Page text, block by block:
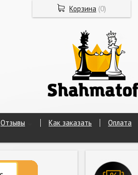
Отзывы Как заказать Оплата
Корзина (0)